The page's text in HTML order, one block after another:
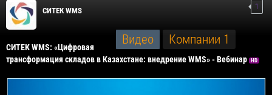
СИТЕК WMS 1
Видео Компании 1
СИТЕК WMS: «Цифровая
трансформация складов в Казахстане: внедрение WMS» - Вебинар
HD